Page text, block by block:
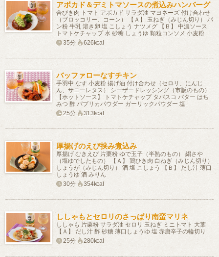
アボカド＆デミトマソースの煮込みハンバーグ
合びき肉 トマト アボカド サラダ油 マヨネーズ 付け合わせ
（ブロッコリー、コーン） 【Ａ】 玉ねぎ（みじん切り） パ
ン粉 牛乳 溶き卵 塩 こしょう ナツメグ 【Ｂ】 中濃ソース
トマトケチャップ 水 砂糖 しょうゆ 顆粒コンソメ 小麦粉
35分
626kcal
バッファローなすチキン
手羽中 なす 小麦粉 揚げ油 付け合わせ（セロリ、にんじ
ん、サニーレタス） シーザードレッシング（市販のもの）
【ホットソース】 トマトケチャップ タバスコ バター はち
みつ 酢 パプリカパウダー ガーリックパウダー 塩
25分
313kcal
厚揚げのえび挟み煮込み
厚揚げ むきえび 片栗粉 ゆで玉子（半熟のもの） 絹さや
（塩ゆでしたもの） 【Ａ】 鶏ひき肉 白ねぎ（みじん切り）
しょうが（みじん切り） 酒 塩 こしょう 【Ｂ】 だし汁 薄口
しょうゆ 酒 みりん
30分
354kcal
ししゃもとセロリのさっぱり南蛮マリネ
ししゃも 片栗粉 サラダ油 セロリ 玉ねぎ ミニトマト 大葉
【Ａ】 だし汁 酢 砂糖 薄口しょうゆ 塩 赤唐辛子の輪切り
25分
280kcal